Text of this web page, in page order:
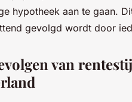
hypotheek aan te gaan.
gevolgd wordt door
van